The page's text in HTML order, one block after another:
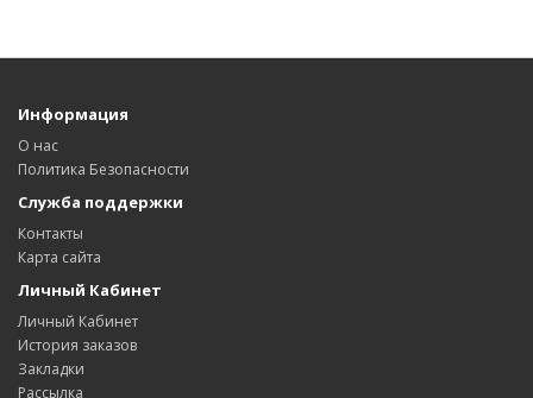
Информация
О нас
Политика Безопасности
Служба поддержки
Контакты
Карта сайта
Личный Кабинет
Личный Кабинет
История заказов
Закладки
Рассылка